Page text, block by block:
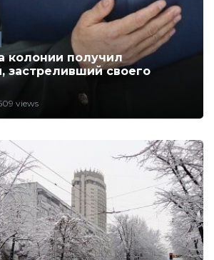
колонии получил
застреливший своего
views